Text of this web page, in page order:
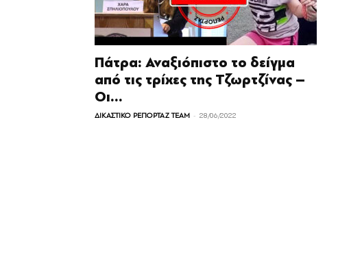
Πάτρα: Αναξιόπιστο το δείγμα
από τις τρίχες της Τζωρτζίνας –
Οι...
ΔΙΚΑΣΤΙΚΟ ΡΕΠΟΡΤΑΖ TEAM - 28/06/2022